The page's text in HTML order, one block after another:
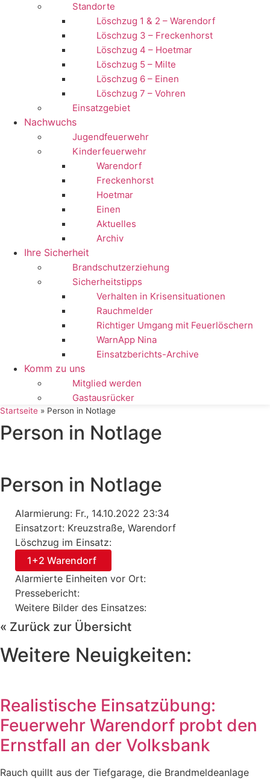
Standorte
Löschzug 1 & 2 – Warendorf
Löschzug 3 – Freckenhorst
Löschzug 4 – Hoetmar
Löschzug 5 – Milte
Löschzug 6 – Einen
Löschzug 7 – Vohren
Einsatzgebiet
Nachwuchs
Jugendfeuerwehr
Kinderfeuerwehr
Warendorf
Freckenhorst
Hoetmar
Einen
Aktuelles
Archiv
Ihre Sicherheit
Brandschutzerziehung
Sicherheitstipps
Verhalten in Krisensituationen
Rauchmelder
Richtiger Umgang mit Feuerlöschern
WarnApp Nina
Einsatzberichts-Archive
Komm zu uns
Mitglied werden
Gastausrücker
Startseite » Person in Notlage
Person in Notlage
Person in Notlage
Alarmierung: Fr., 14.10.2022 23:34
Einsatzort: Kreuzstraße, Warendorf
Löschzug im Einsatz:
1+2 Warendorf
Alarmierte Einheiten vor Ort:
Pressebericht:
Weitere Bilder des Einsatzes:
« Zurück zur Übersicht
Weitere Neuigkeiten:
Realistische Einsatzübung:
Feuerwehr Warendorf probt den
Ernstfall an der Volksbank
Rauch quillt aus der Tiefgarage, die Brandmeldeanlage